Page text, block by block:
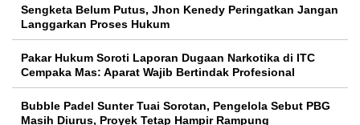
Sengketa Belum Putus, Jhon Kenedy Peringatkan Jangan
Langgarkan Proses Hukum
Pakar Hukum Soroti Laporan Dugaan Narkotika di ITC
Cempaka Mas: Aparat Wajib Bertindak Profesional
Bubble Padel Sunter Tuai Sorotan, Pengelola Sebut PBG
Masih Diurus, Proyek Tetap Hampir Rampung